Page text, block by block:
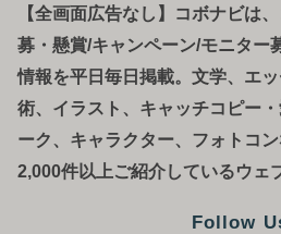
【全画面広告なし】コボナビは
募 ・ 懸賞/キャンペーン/モニター
情報を平日毎日掲載。文学、エ
術、イラスト、キャッチコピー
ーク、キャラクター、フォトコ
2,000件以上ご紹介しているウェ
Follow